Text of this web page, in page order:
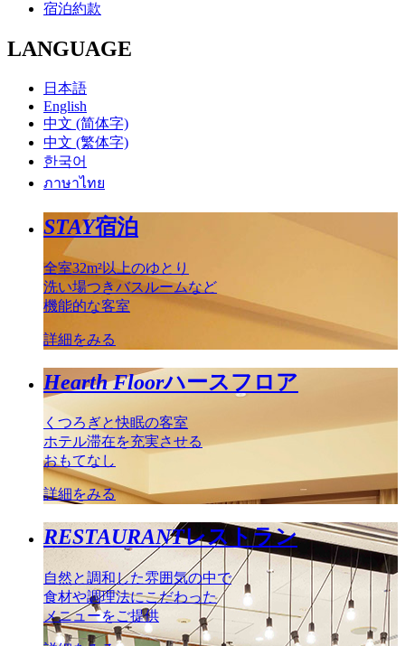
宿泊約款
LANGUAGE
日本語
English
中文 (简体字)
中文 (繁体字)
한국어
ภาษาไทย
STAY宿泊
全室32m²以上のゆとり
洗い場つきバスルームなど
機能的な客室
詳細をみる
Hearth Floorハースフロア
くつろぎと快眠の客室
ホテル滞在を充実させる
おもてなし
詳細をみる
RESTAURANTレストラン
自然と調和した雰囲気の中で
食材や調理法にこだわった
メニューをご提供